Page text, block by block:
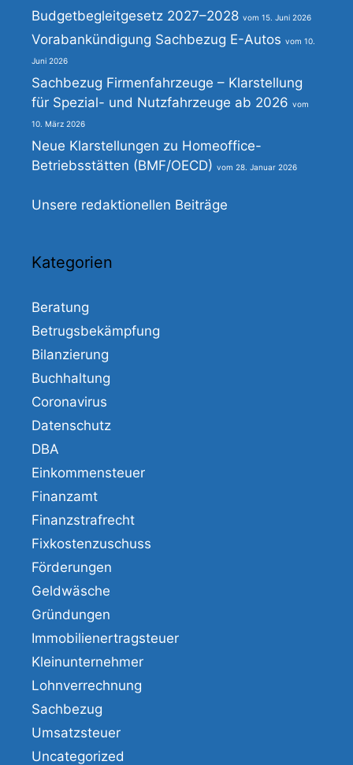
Budgetbegleitgesetz 2027–2028 15. Juni 2026
Vorabankündigung Sachbezug E-Autos 10.
Juni 2026
Sachbezug Firmenfahrzeuge – Klarstellung
für Spezial- und Nutzfahrzeuge ab 2026
10. März 2026
Neue Klarstellungen zu Homeoffice-
Betriebsstätten (BMF/OECD)
28. Januar 2026
Unsere redaktionellen Beiträge
Kategorien
Beratung
Betrugsbekämpfung
Bilanzierung
Buchhaltung
Coronavirus
Datenschutz
DBA
Einkommensteuer
Finanzamt
Finanzstrafrecht
Fixkostenzuschuss
Förderungen
Geldwäsche
Gründungen
Immobilienertragsteuer
Kleinunternehmer
Lohnverrechnung
Sachbezug
Umsatzsteuer
Uncategorized